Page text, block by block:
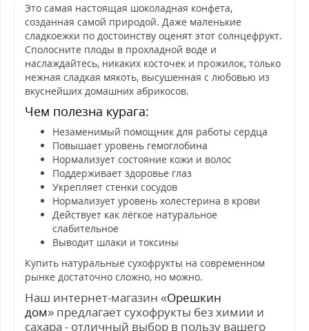
Это самая настоящая шоколадная конфета,
созданная самой природой. Даже маленькие
сладкоежки по достоинству оценят этот солнцефрукт.
Сполосните плоды в прохладной воде и
наслаждайтесь, никаких косточек и прожилок, только
нежная сладкая мякоть, высушенная с любовью из
вкуснейших домашних абрикосов.
Чем полезна курага:
Незаменимый помощник для работы сердца
Повышает уровень гемоглобина
Нормализует состояние кожи и волос
Поддерживает здоровье глаз
Укрепляет стенки сосудов
Нормализует уровень холестерина в крови
Действует как лёгкое натуральное
слабительное
Выводит шлаки и токсины
Купить натуральные сухофрукты на современном
рынке достаточно сложно, но можно.
Наш интернет-магазин «Орешкин
дом» предлагает сухофрукты без химии и
сахара - отличный выбор в пользу вашего